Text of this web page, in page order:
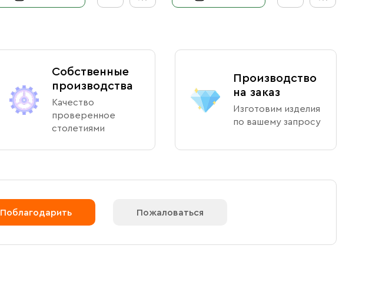
Собственные
производства
Качество
проверенное
столетиями
Производство
на заказ
Изготовим изделия
по вашему запросу
Поблагодарить Пожаловаться